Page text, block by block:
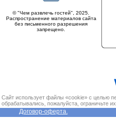
© "Чем развлечь гостей", 2025.
Распространение материалов сайта
без письменного разрешения
запрещено.
Сайт использует файлы «cookie» с целью
обрабатывались, пожалуйста, ограничьте
Договор-оферта.